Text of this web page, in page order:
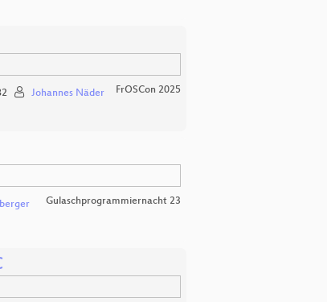
Johannes Näder FrOSCon 2025
Gulaschprogrammiernacht 23